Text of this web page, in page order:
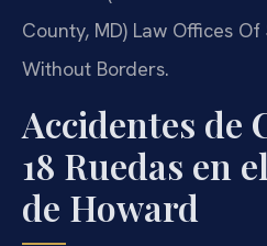
County, MD) Law Offices Of
Without Borders.
Accidentes de
18 Ruedas en
de Howard